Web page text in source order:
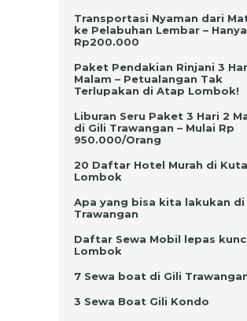
Transportasi Nyaman dari
ke Pelabuhan Lembar – Hanya
Rp200.000
Paket Pendakian Rinjani 3
Malam – Petualangan Tak
Terlupakan di Atap Lombok!
Liburan Seru Paket 3 Hari 2
di Gili Trawangan – Mulai Rp
950.000/Orang
20 Daftar Hotel Murah di Kuta
Lombok
Apa yang bisa kita lakukan di
Trawangan
Daftar Sewa Mobil lepas
Lombok
7 Sewa boat di Gili
3 Sewa Boat Gili Kondo